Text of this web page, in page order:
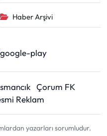
Haber Arşivi
Çorum FK
Reklam
yazarları sorumludur.